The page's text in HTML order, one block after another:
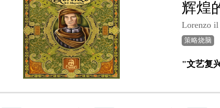
辉煌
Lorenzo
策略烧脑
"文艺复